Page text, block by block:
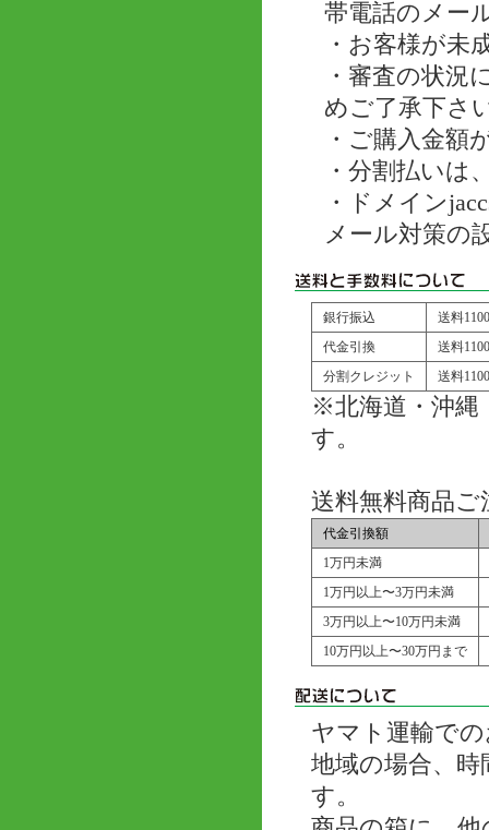
帯電話のメー
・お客様が未
・審査の状況
めご了承下さ
・ご購入金額
・分割払いは
・ドメイン
メール対策の
銀行振込
送料
代金引換
送料
分割クレジット
送料
※北海道・沖縄
す。
送料無料商品ご
代金引換額
1万円未満
1万円以上〜3万円未満
3万円以上〜10万円未満
10万円以上〜30万円まで
ヤマト運輸で
地域の場合、
す。